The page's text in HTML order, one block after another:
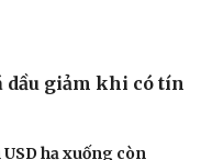
đán 2027 dài 7